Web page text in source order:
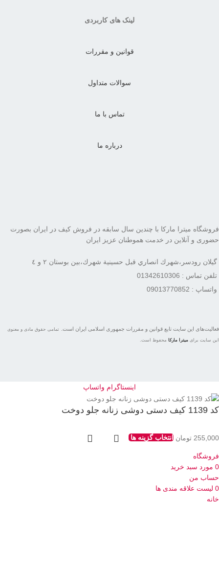
لینک های کاربردی
قوانین و مقررات
سوالات متداول
تماس با ما
درباره ما
فروشگاه میترا مارکا با چندین سال سابقه در فروش کیف در ایران بصورت
حضوری و آنلاین در خدمت هموطنان عزیز ایران
گيلان رودسر،شهرك انصاري قبل حسينية شهرك،بين بوستان ٢ و ٤
تلفن تماس : 01342610306
واتساپ : 09013770852
فعاليت‌های اين سايت تابع قوانين و مقررات جمهوری اسلامی ايران است. تمامی حقوق مادی و معنوی
این سایت برای میترا مارکا محفوظ است.
اینستاگرام واتساپ
کد 1139 کیف دستی دوشی زنانه جلو دوخت
255,000 تومان انتخاب گزینه ها
فروشگاه
0 مورد سبد خرید
حساب من
0 لیست علاقه مندی ها
خانه